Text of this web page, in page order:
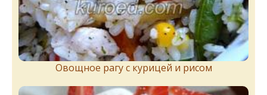
Овощное рагу с курицей и рисом